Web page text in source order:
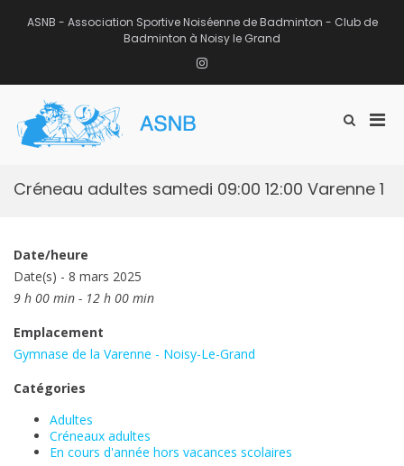
ASNB - Association Sportive Noiséenne de Badminton - Club de
Badminton à Noisy le Grand
Instagram
Afficher
recherche
Créneau adultes samedi 09:00 12:00 Varenne 1
Date/heure
Date(s) - 8 mars 2025
9 h 00 min - 12 h 00 min
Emplacement
Gymnase de la Varenne - Noisy-Le-Grand
Catégories
Adultes
Créneaux adultes
En cours d'année hors vacances scolaires